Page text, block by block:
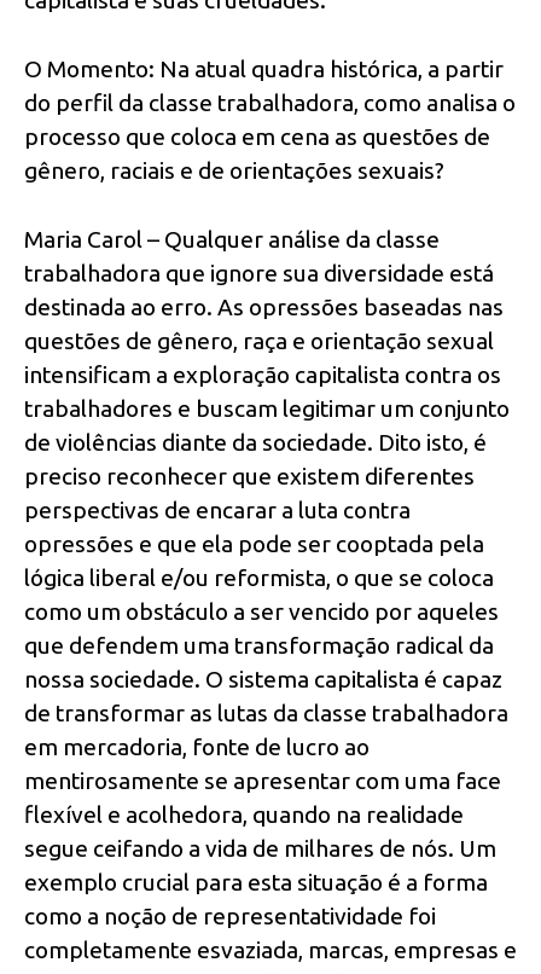
O Momento: Na atual quadra histórica, a partir
do perfil da classe trabalhadora, como analisa o
processo que coloca em cena as questões de
gênero, raciais e de orientações sexuais?
Maria Carol – Qualquer análise da classe
trabalhadora que ignore sua diversidade está
destinada ao erro. As opressões baseadas nas
questões de gênero, raça e orientação sexual
intensificam a exploração capitalista contra os
trabalhadores e buscam legitimar um conjunto
de violências diante da sociedade. Dito isto, é
preciso reconhecer que existem diferentes
perspectivas de encarar a luta contra
opressões e que ela pode ser cooptada pela
lógica liberal e/ou reformista, o que se coloca
como um obstáculo a ser vencido por aqueles
que defendem uma transformação radical da
nossa sociedade. O sistema capitalista é capaz
de transformar as lutas da classe trabalhadora
em mercadoria, fonte de lucro ao
mentirosamente se apresentar com uma face
flexível e acolhedora, quando na realidade
segue ceifando a vida de milhares de nós. Um
exemplo crucial para esta situação é a forma
como a noção de representatividade foi
completamente esvaziada, marcas, empresas e